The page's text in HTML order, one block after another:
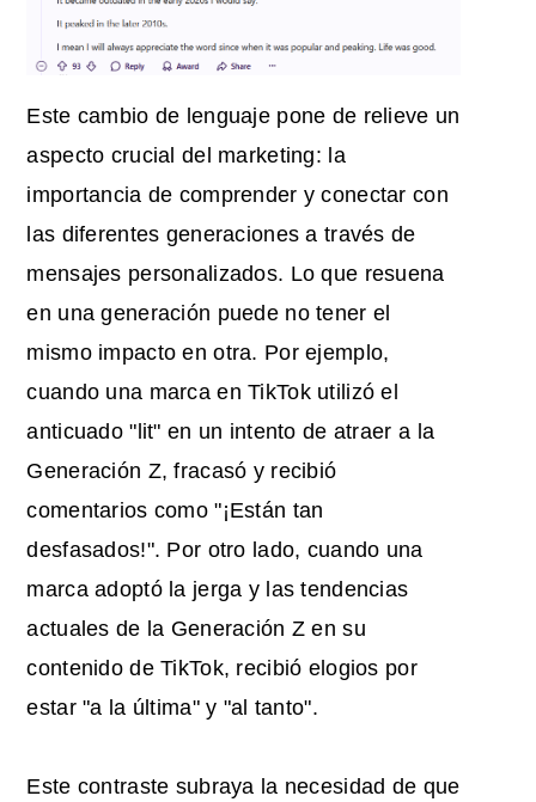
Este cambio de lenguaje pone de relieve un
aspecto crucial del marketing: la
importancia de comprender y conectar con
las diferentes generaciones a través de
mensajes personalizados. Lo que resuena
en una generación puede no tener el
mismo impacto en otra. Por ejemplo,
cuando una marca en TikTok utilizó el
anticuado "lit" en un intento de atraer a la
Generación Z, fracasó y recibió
comentarios como "¡Están tan
desfasados!". Por otro lado, cuando una
marca adoptó la jerga y las tendencias
actuales de la Generación Z en su
contenido de TikTok, recibió elogios por
estar "a la última" y "al tanto".
Este contraste subraya la necesidad de que